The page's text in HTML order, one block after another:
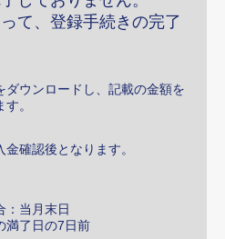
て、登録手続きの完了
ダウンロードし、記載の金額を
。
確認後となります。
当月末日
満了日の7日前